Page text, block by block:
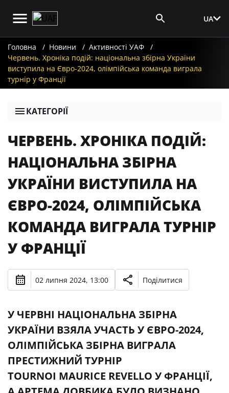
UA
Головна Новини
Активності УАФ
Червень. Хроніка подій: національна збірна України
виступила на Євро-2024, олімпійська команда виграла
турнір у Франції
КАТЕГОРІЇ
ЧЕРВЕНЬ. ХРОНІКА ПОДІЙ:
НАЦІОНАЛЬНА ЗБІРНА
УКРАЇНИ ВИСТУПИЛА НА
ЄВРО-2024, ОЛІМПІЙСЬКА
КОМАНДА ВИГРАЛА ТУРНІР
У ФРАНЦІЇ
02 липня 2024, 13:00 Поділитися
У ЧЕРВНІ НАЦІОНАЛЬНА ЗБІРНА
УКРАЇНИ ВЗЯЛА УЧАСТЬ У ЄВРО-2024,
ОЛІМПІЙСЬКА ЗБІРНА ВИГРАЛА
ПРЕСТИЖНИЙ ТУРНІР
TOURNOI MAURICE REVELLO У ФРАНЦІЇ,